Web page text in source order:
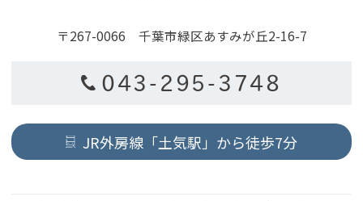
〒267-0066 千葉市緑区あすみが丘2-16-7
043-295-3748
JR外房線「土気駅」から徒歩7分